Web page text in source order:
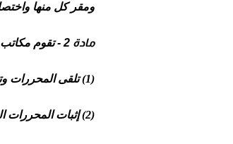
ومقر كل منها
مادة 2 - تقوم مكاتب
(1) تلقى المحررات وتوثيقها.
(2) إثبات المحررات الرسمية فى الدفاتر المعدة لذلك.